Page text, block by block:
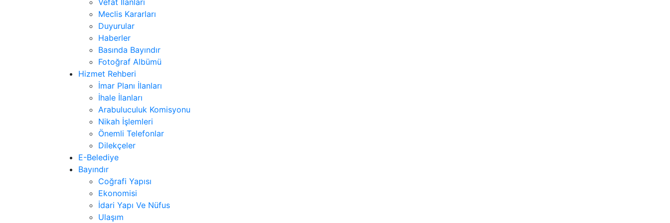
Vefat İlanları
Meclis Kararları
Duyurular
Haberler
Basında Bayındır
Fotoğraf Albümü
Hizmet Rehberi
İmar Planı İlanları
İhale İlanları
Arabuluculuk Komisyonu
Nikah İşlemleri
Önemli Telefonlar
Dilekçeler
E-Belediye
Bayındır
Coğrafi Yapısı
Ekonomisi
İdari Yapı Ve Nüfus
Ulaşım